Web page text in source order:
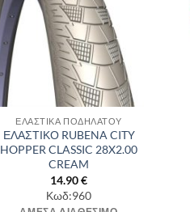
ΕΛΑΣΤΙΚΑ ΠΟΔΗΛΑΤΟΥ
ΕΛΑΣΤΙΚΟ RUBENA CITY
HOPPER CLASSIC 28X2.00
CREAM
14.90€
Κωδ:960